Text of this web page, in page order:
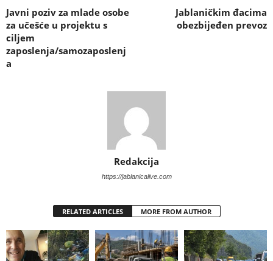
Javni poziv za mlade osobe
za učešće u projektu s
ciljem
zaposlenja/samozaposlenj
a
Jablaničkim đacima
obezbijeđen prevoz
Redakcija
https://jablanicalive.com
RELATED ARTICLES MORE FROM AUTHOR